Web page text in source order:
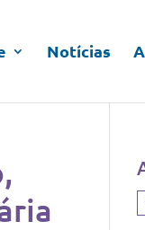
Notícias